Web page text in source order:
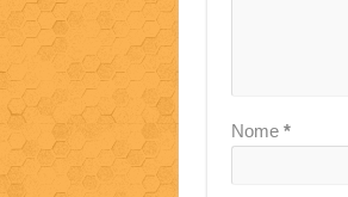
Nome *